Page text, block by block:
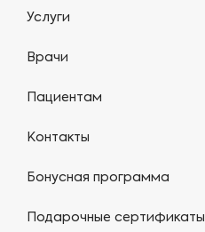
Услуги
Врачи
Пациентам
Контакты
Бонусная программа
Подарочные сертификаты